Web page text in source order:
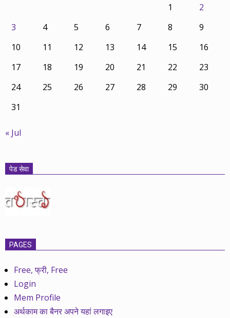
1
2
3
4 5 6 7 8
9
10
11 12 13 14 15
16
17
18 19 20 21 22
23
24
25 26 27 28 29
30
31
« Jul
पेड सेवा
PAGES
Free, फ्री, Free
Login
Mem Profile
अर्थकाम का बैनर अपने यहां लगाइए